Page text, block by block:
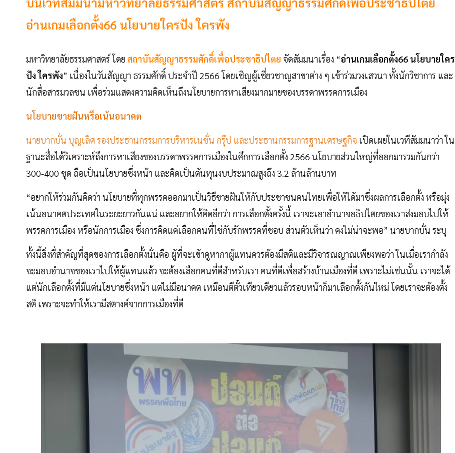
อ่านเกมเลือกตั้ง66 นโยบายใครปัง ใครพัง
มหาวิทยาลัยธรรมศาสตร์ โดย สถาบันสัญญาธรรมศักดิ์เพื่อประชาธิปไตย จัดสัมมนาเรื่อง “อ่านเกมเลือกตั้ง66 นโยบายใคร
ปัง ใครพัง” เนื่องในวันสัญญา ธรรมศักดิ์ ประจำปี 2566 โดยเชิญผู้เชี่ยวชาญสาขาต่าง ๆ เข้าร่วมวงเสวนา ทั้งนักวิชาการ และ
นักสื่อสารมวลชน เพื่อร่วมแสดงความคิดเห็นถึงนโยบายการหาเสียงมากมายของบรรดาพรรคการเมือง
นโยบายขายฝันหรือเน้นอนาคต
นายบากบั่น บุญเลิศ รองประธานกรรมการบริหารเนชั่น กรุ๊ป และประธานกรรมการฐานเศรษฐกิจ เปิดเผยในเวทีสัมมนาว่า ใน
ฐานะสื่อได้วิเคราะห์ถึงการหาเสียงของบรรดาพรรคการเมืองในศึกการเลือกตั้ง 2566 นโยบายส่วนใหญ่ที่ออกมารวมกันกว่า
300-400 ชุด ถือเป็นนโยบายซึ่งหน้า และคิดเป็นต้นทุนงบประมาณสูงถึง 3.2 ล้านล้านบาท
“อยากให้ร่วมกันคิดว่า นโยบายที่ทุกพรรคออกมาเป็นวิธีขายฝันให้กับประชาชนคนไทยเพื่อให้ได้มาซึ่งผลการเลือกตั้ง หรือมุ่ง
เน้นอนาคตประเทศในระยะยาวกันแน่ และอยากให้คิดอีกว่า การเลือกตั้งครั้งนี้ เราจะเอาอำนาจอธิปไตยของเราส่งมอบไปให้
พรรคการเมือง หรือนักการเมือง ซึ่งการคิดแค่เลือกคนที่ใช่กับรักพรรคที่ชอบ ส่วนตัวเห็นว่า คงไม่น่าจะพอ” นายบากบั่น ระบุ
ทั้งนี้สิ่งที่สำคัญที่สุดของการเลือกตั้งนั่นคือ ผู้ที่จะเข้าคูหากาผู้แทนควรต้องมีสติและมีวิจารณญาณเพียงพอว่า ในเมื่อเรากำลัง
จะมอบอำนาจของเราไปให้ผู้แทนแล้ว จะต้องเลือกคนที่ดีสำหรับเรา คนที่ดีเพื่อสร้างบ้านเมืองที่ดี เพราะไม่เช่นนั้น เราจะได้
แต่นักเลือกตั้งที่มีแต่นโยบายซึ่งหน้า แต่ไม่มีอนาคต เหมือนตีตั๋วเทียวเดียวแล้วรอบหน้าก็มาเลือกตั้งกันใหม่ โดยเราจะต้องตั้ง
สติ เพราะจะทำให้เรามีสตางค์จากการเมืองที่ดี